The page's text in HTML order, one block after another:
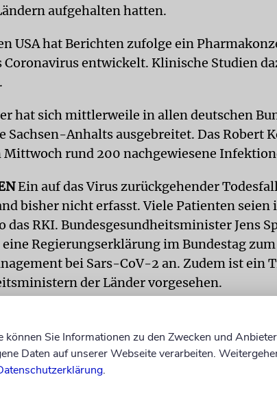
aufgehalten hatten.
USA hat Berichten zufolge ein
Coronavirus entwickelt. Klinische Studien
hat sich mittlerweile in allen deutschen
Sachsen-Anhalts ausgebreitet. Das Robert
Mittwoch rund 200 nachgewiesene
Ein auf das Virus zurückgehender
bisher nicht erfasst. Viele Patienten seien
das RKI. Bundesgesundheitsminister Jens
Regierungserklärung im Bundestag zum
bei Sars-CoV-2 an. Zudem ist ein
der Länder vorgesehen.
In Europa ist Italien am
betroffen.
können Sie Informationen zu den Zwecken und
Daten auf unserer Webseite verarbeiten.
.